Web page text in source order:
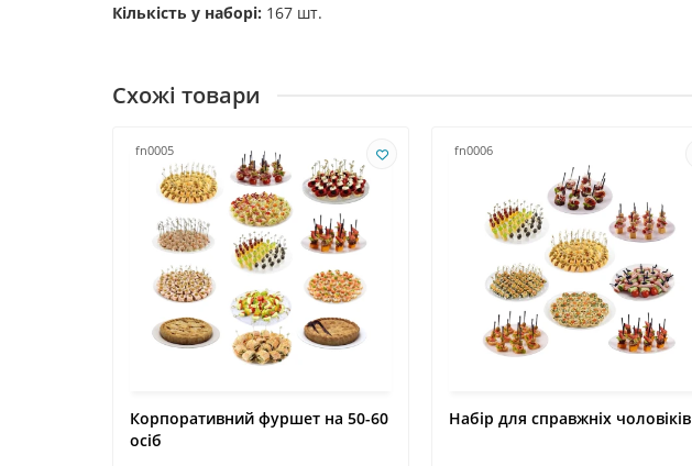
Кількість у наборі: 167 шт.
Схожі товари
fn0005
Корпоративний фуршет на 50-60
осіб
fn0006
Набір для справжніх чоловіків